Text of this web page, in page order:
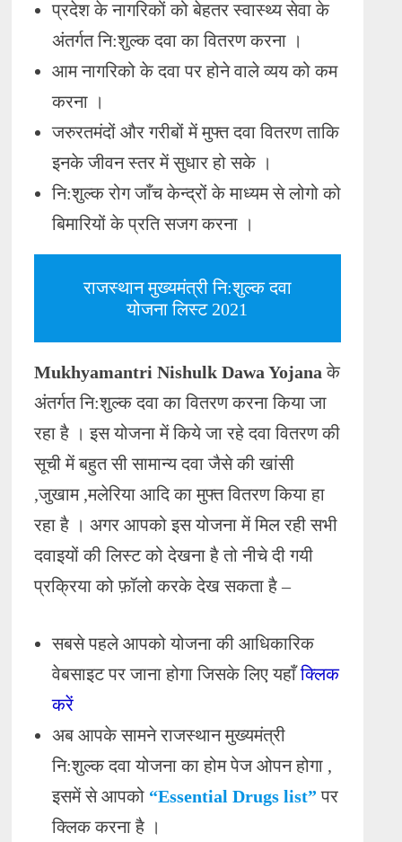
प्रदेश के नागरिकों को बेहतर स्वास्थ्य सेवा के
अंतर्गत नि:शुल्क दवा का वितरण करना ।
आम नागरिको के दवा पर होने वाले व्यय को कम
करना ।
जरुरतमंदों और गरीबों में मुफ्त दवा वितरण ताकि
इनके जीवन स्तर में सुधार हो सके ।
नि:शुल्क रोग जाँच केन्द्रों के माध्यम से लोगो को
बिमारियों के प्रति सजग करना ।
राजस्थान मुख्यमंत्री नि:शुल्क दवा
योजना लिस्ट 2021
Mukhyamantri Nishulk Dawa Yojana के
अंतर्गत नि:शुल्क दवा का वितरण करना किया जा
रहा है । इस योजना में किये जा रहे दवा वितरण की
सूची में बहुत सी सामान्य दवा जैसे की खांसी
,जुखाम ,मलेरिया आदि का मुफ्त वितरण किया हा
रहा है । अगर आपको इस योजना में मिल रही सभी
दवाइयों की लिस्ट को देखना है तो नीचे दी गयी
प्रक्रिया को फ़ॉलो करके देख सकता है –
सबसे पहले आपको योजना की आधिकारिक
वेबसाइट पर जाना होगा जिसके लिए यहाँक्लिक
करें
अब आपके सामने राजस्थान मुख्यमंत्री
नि:शुल्क दवा योजना का होम पेज ओपन होगा ,
इसमें से आपको “Essential Drugs list” पर
क्लिक करना है ।